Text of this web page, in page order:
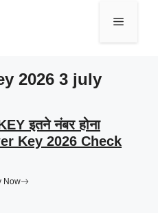
Menu
2026 3 july
इतने नंबर होना
Key 2026 Check
Now